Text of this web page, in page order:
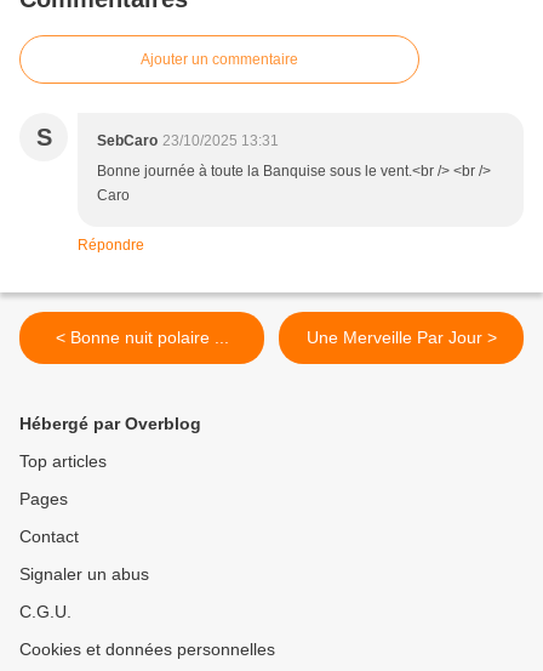
Ajouter un commentaire
S SebCaro 23/10/2025 13:31
Bonne journée à toute la Banquise sous le vent.<br /> <br />
Caro
Répondre
< Bonne nuit polaire ... Une Merveille Par Jour >
Hébergé par Overblog
Top articles
Pages
Contact
Signaler un abus
C.G.U.
Cookies et données personnelles